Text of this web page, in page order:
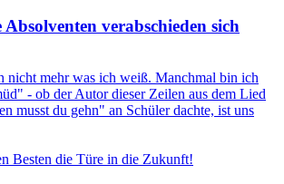
verabschieden sich
nicht mehr was ich weiß. Manchmal bin ich
- ob der Autor dieser Zeilen aus dem Lied
musst du gehn" an Schüler dachte, ist uns